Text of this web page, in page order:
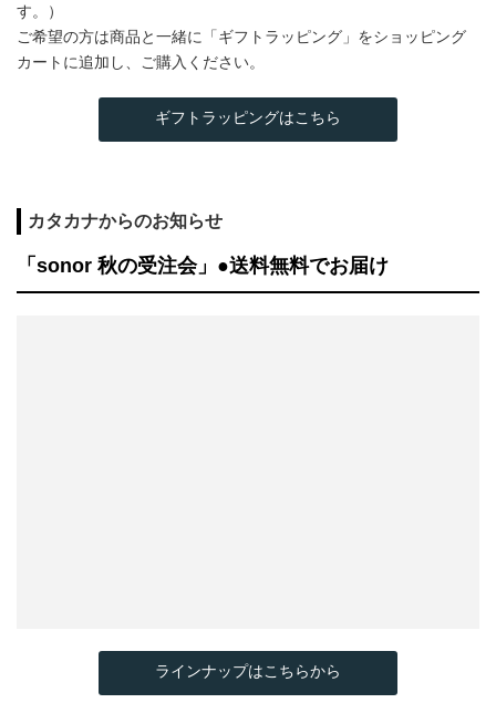
す。）
ご希望の方は商品と一緒に「ギフトラッピング」をショッピング
カートに追加し、ご購入ください。
ギフトラッピングはこちら
カタカナからのお知らせ
「sonor 秋の受注会」●送料無料でお届け
ラインナップはこちらから